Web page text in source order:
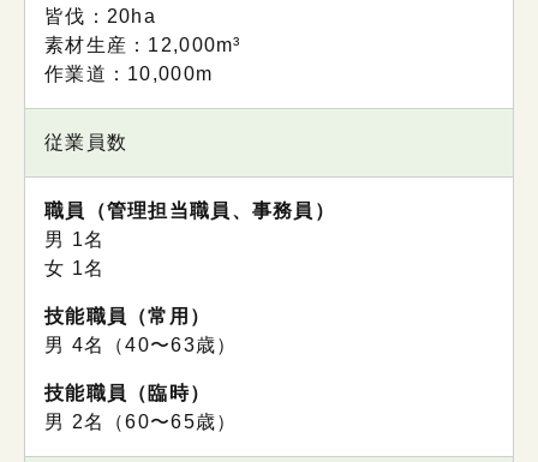
皆伐：20ha
素材生産：12,000m³
作業道：10,000m
従業員数
職員（管理担当職員、事務員）
男 1名
⼥ 1名
技能職員（常用）
男 4名（40〜63歳）
技能職員（臨時）
男 2名（60〜65歳）